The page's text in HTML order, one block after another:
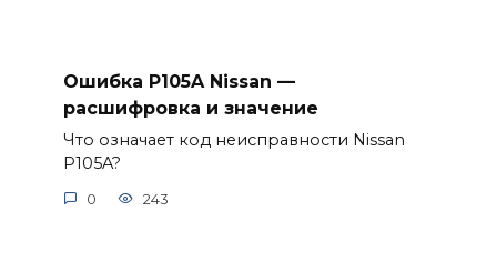
Ошибка P105A Nissan —
расшифровка и значение
Что означает код неисправности Nissan
P105A?
0 243